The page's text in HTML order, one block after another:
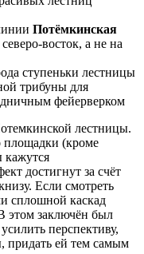
Потёмкинская
восток, а не на
ступеньки лестницы
трибуны для
фейерверком
лестницы.
площадки (кроме
кажутся
достигнут за счёт
Если смотреть
сплошной каскад
этом заключён был
перспективу,
придать ей тем самым